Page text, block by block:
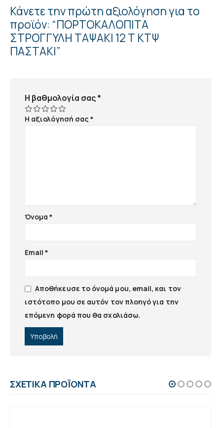
Κάνετε την πρώτη αξιολόγηση για το
προϊόν: “ΠΟΡΤΟΚΑΛΟΠΙΤΑ
ΣΤΡΟΓΓΥΛΗ ΤΑΨΑΚΙ 12 Τ ΚΤΨ
ΠΑΣΤΑΚΙ”
Η βαθμολογία σας*
Η αξιολόγησή σας*
Όνομα*
Email*
Αποθήκευσε το όνομά μου, email, και τον
ιστότοπο μου σε αυτόν τον πλοηγό για την
επόμενη φορά που θα σχολιάσω.
ΣΧΕΤΙΚΆ ΠΡΟΪΌΝΤΑ